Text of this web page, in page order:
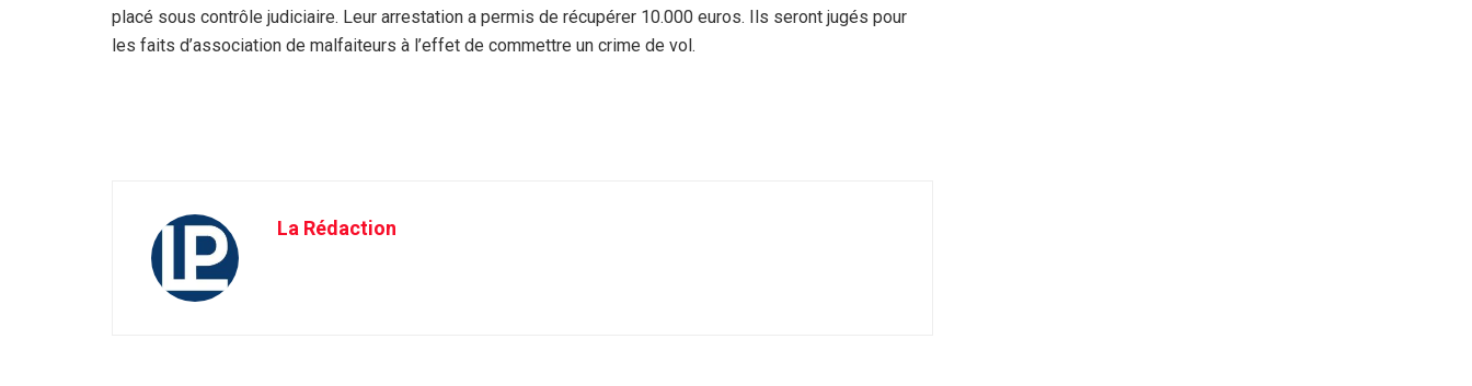
placé sous contrôle judiciaire. Leur arrestation a permis de récupérer 10.000 euros. Ils seront jugés pour
les faits d’association de malfaiteurs à l’effet de commettre un crime de vol.
La Rédaction